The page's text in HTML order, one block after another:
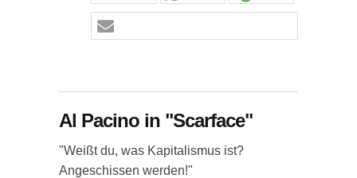
Al Pacino in "Scarface"
"Weißt du, was Kapitalismus ist?
Angeschissen werden!"